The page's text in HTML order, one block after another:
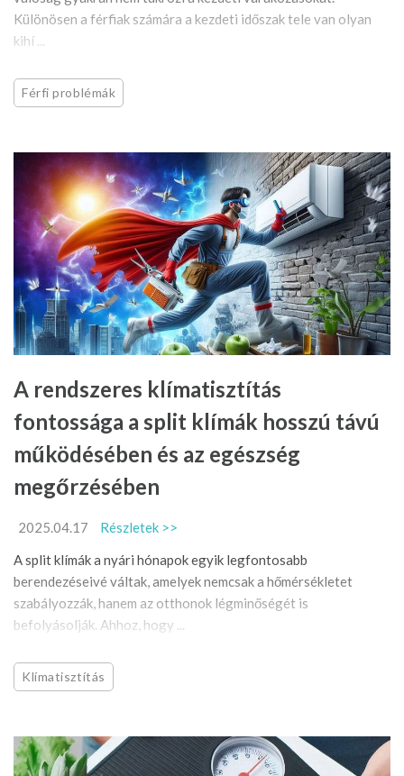
Különösen a férfiak számára a kezdeti időszak tele van olyan
kihí ...
Férfi problémák
A rendszeres klímatisztítás
fontossága a split klímák hosszú távú
működésében és az egészség
megőrzésében
2025.04.17
Részletek >>
A split klímák a nyári hónapok egyik legfontosabb
berendezéseivé váltak, amelyek nemcsak a hőmérsékletet
szabályozzák, hanem az otthonok légminőségét is
befolyásolják. Ahhoz, hogy ...
Klímatisztítás